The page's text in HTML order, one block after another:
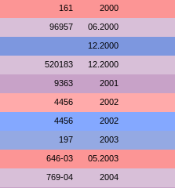
161 2000
96957 06.2000
12.2000
520183 12.2000
9363 2001
4456 2002
4456 2002
197 2003
646-03 05.2003
769-04 2004